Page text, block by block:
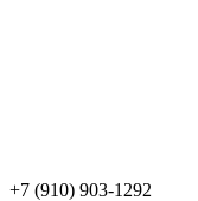
+7 (910) 903-1292